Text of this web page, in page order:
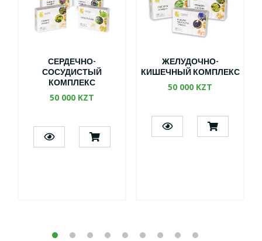
СЕРДЕЧНО-
СОСУДИСТЫЙ
КОМПЛЕКС
50 000 KZT
ЖЕЛУДОЧНО-
КИШЕЧНЫЙ КОМПЛЕКС
50 000 KZT